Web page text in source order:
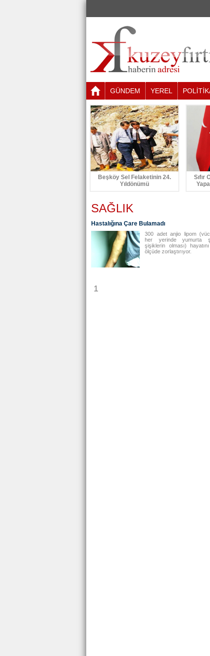
GÜNDEM YEREL
Beşköy Sel Felaketinin 24.
Yıldönümü
Sıfır
SAĞLIK
Hastalığına Çare Bulamadı
300 adet anjio lipom
her yerinde yumurta
şişiklerin olması)
ölçüde zorlaştırıyor.
1